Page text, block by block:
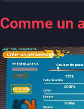
Comme un